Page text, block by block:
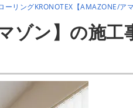
リングKRONOTEX【AMAZONE/アマ
ゾン】の施工